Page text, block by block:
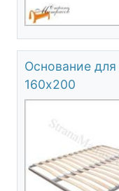
Основание
160х200